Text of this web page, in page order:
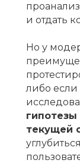
и отдать
Но у
либо
текущей